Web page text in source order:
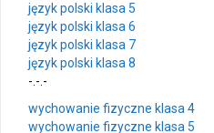
język polski klasa 5
język polski klasa 6
język polski klasa 7
język polski klasa 8
-.-.-
wychowanie fizyczne klasa 4
wychowanie fizyczne klasa 5